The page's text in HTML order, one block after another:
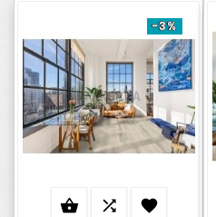
-3%
  